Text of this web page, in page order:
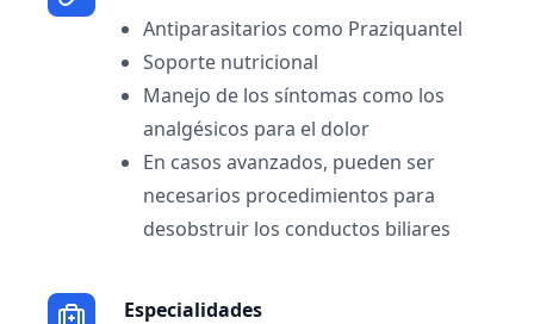
Antiparasitarios como Praziquantel
Soporte nutricional
Manejo de los síntomas como los
analgésicos para el dolor
En casos avanzados, pueden ser
necesarios procedimientos para
desobstruir los conductos biliares
Especialidades